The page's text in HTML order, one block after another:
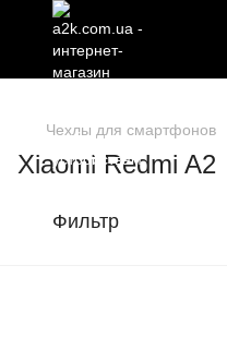
Чехлы для смартфонов
Xiaomi Redmi A2
Фильтр